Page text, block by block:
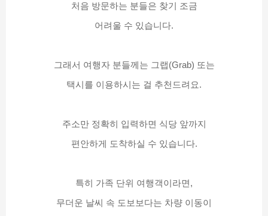
처음 방문하는 분들은 찾기 조금
어려울 수 있습니다.
그래서 여행자 분들께는 그랩(Grab) 또는
택시를 이용하시는 걸 추천드려요.
주소만 정확히 입력하면 식당 앞까지
편안하게 도착하실 수 있습니다.
특히 가족 단위 여행객이라면,
무더운 날씨 속 도보보다는 차량 이동이